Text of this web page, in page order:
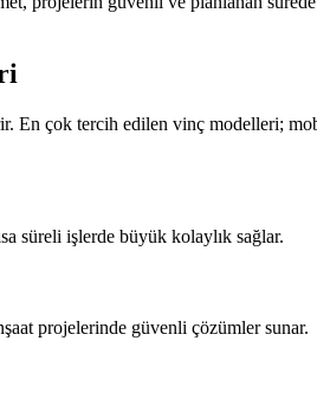
En çok tercih edilen vinç modelleri;
süreli işlerde büyük kolaylık sağlar.
projelerinde güvenli çözümler sunar.